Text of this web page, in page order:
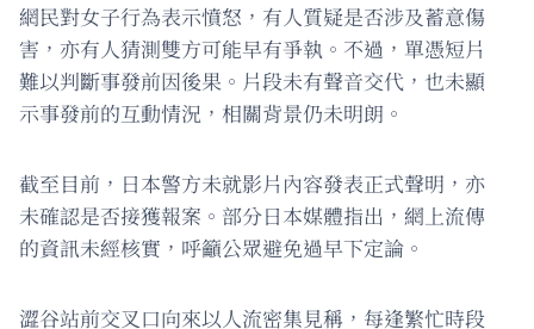
網民對女子行為表示憤怒，有人質疑是否涉及蓄意傷
害，亦有人猜測雙方可能早有爭執。不過，單憑短片
難以判斷事發前因後果。片段未有聲音交代，也未顯
示事發前的互動情況，相關背景仍未明朗。
截至目前，日本警方未就影片內容發表正式聲明，亦
未確認是否接獲報案。部分日本媒體指出，網上流傳
的資訊未經核實，呼籲公眾避免過早下定論。
澀谷站前交叉口向來以人流密集見稱，每逢繁忙時段